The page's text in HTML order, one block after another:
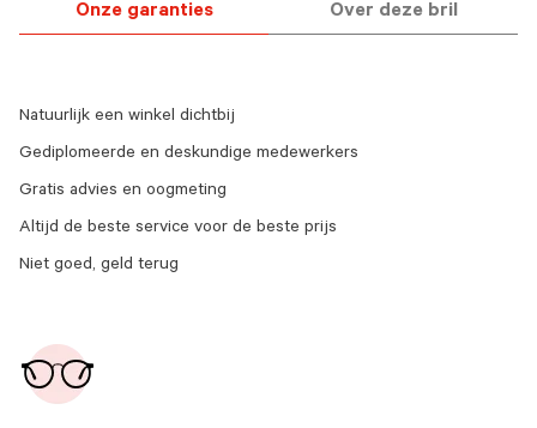
Onze garanties Over deze bril
Natuurlijk een winkel dichtbij
Gediplomeerde en deskundige medewerkers
Gratis advies en oogmeting
Altijd de beste service voor de beste prijs
Niet goed, geld terug